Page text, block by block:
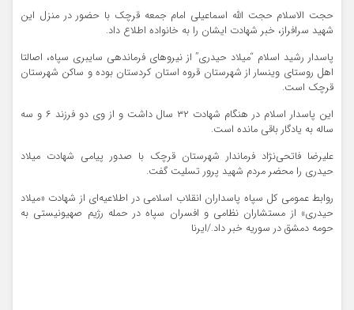
حجت الاسلام حجت الله اسماعیلی امام جمعه قرچک با حضور در منزل این
شهید سرافراز، خبر شهادت ایشان را به خانواده اطلاع داد.
پاسدار رشید اسلام “میلاد حیدری” از نیروهای فرماندهی سایبری سپاه، اصالتا
اهل روستای وینسار از شهرستان قروه استان کردستان بوده و ساکن شهرستان
قرچک است.
این پاسدار اسلام در هنگام شهادت ۳۲ سال داشت و از وی دو فرزند ۶ و سه
ساله به یادگار باقی مانده است.
علیرضا فاتحی‌نژاد فرماندار شهرستان قرچک با صدور پیامی شهادت میلاد
حیدری را محضر مردم شهید پرور تسلیت گفت.
روابط عمومی کل سپاه پاسداران انقلاب اسلامی در اطلاعیه‌ای از شهادت «میلاد
حیدری» از مستشاران نظامی و افسران سپاه در حمله رژیم صهیونیستی به
حومه دمشق در سوریه خبر داد./ایرنا